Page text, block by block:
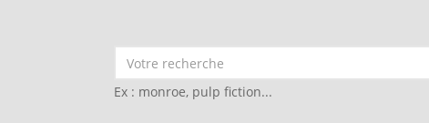
Ex : monroe, pulp fiction...